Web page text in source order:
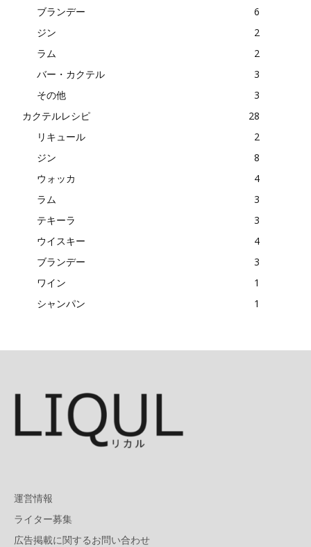
ブランデー
6
ジン
2
ラム
2
バー・カクテル
3
その他
3
カクテルレシピ
28
リキュール
2
ジン
8
ウォッカ
4
ラム
3
テキーラ
3
ウイスキー
4
ブランデー
3
ワイン
1
シャンパン
1
運営情報
ライター募集
広告掲載に関するお問い合わせ